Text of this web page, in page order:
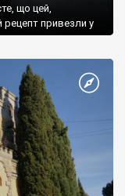
що цей,
рецепт привезли у